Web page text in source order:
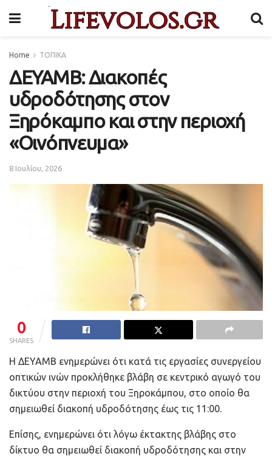
Home ΤΟΠΙΚΑ
ΔΕΥΑΜΒ: Διακοπές
υδροδότησης στον
Ξηρόκαμπο και στην περιοχή
«Οινόπνευμα»
8 Ιουλίου, 2026
0
SHARES
Η ΔΕΥΑΜΒ ενημερώνει ότι κατά τις εργασίες συνεργείου
οπτικών ινών προκλήθηκε βλάβη σε κεντρικό αγωγό του
δικτύου στην περιοχή του Ξηροκάμπου, στο οποίο θα
σημειωθεί διακοπή υδροδότησης έως τις 11:00.
Επίσης, ενημερώνει ότι λόγω έκτακτης βλάβης στο
δίκτυο θα σημειωθεί διακοπή υδροδότησης και στην